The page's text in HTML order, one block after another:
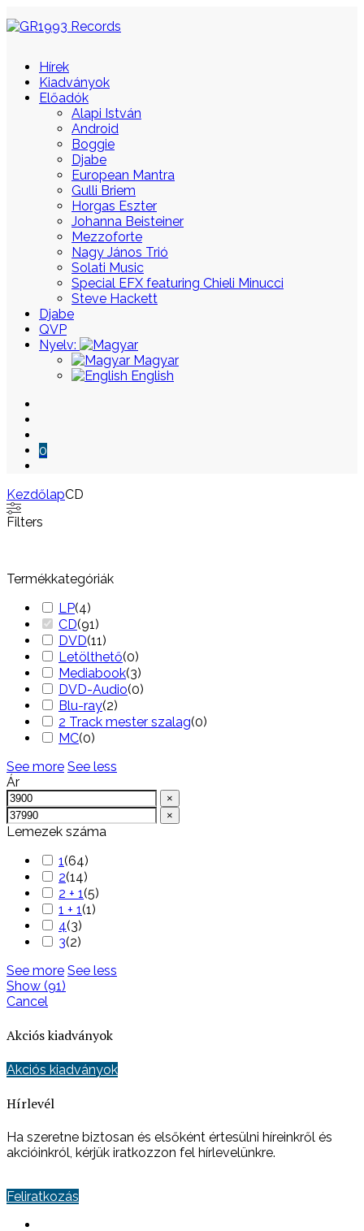
Hírek
Kiadványok
Előadók
Alapi István
Android
Boggie
Djabe
European Mantra
Gulli Briem
Horgas Eszter
Johanna Beisteiner
Mezzoforte
Nagy János Trió
Solati Music
Special EFX featuring Chieli Minucci
Steve Hackett
Djabe
QVP
Nyelv:
Magyar
English
0
KezdőlapCD
Skip
to
Filters
Termékkategóriák
LP(4)
CD(91)
DVD(11)
Letölthető(0)
Mediabook(3)
DVD-Audio(0)
Blu-ray(2)
2 Track mester szalag(0)
MC(0)
See more See less
Ár
×
×
Lemezek száma
1(64)
2(14)
2 + 1(5)
1 + 1(1)
4(3)
3(2)
See more See less
Show (91)
Cancel
Akciós kiadványok
Akciós kiadványok
Hírlevél
Ha szeretne biztosan és elsőként értesülni híreinkről és
akcióinkról, kérjük iratkozzon fel hírlevelünkre.
Feliratkozás